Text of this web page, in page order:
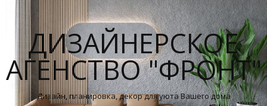
ДИЗАЙНЕРСКОЕ
АГЕНСТВО "ФРОНТ"
Дизайн, планировка, декор для уюта Вашего дома